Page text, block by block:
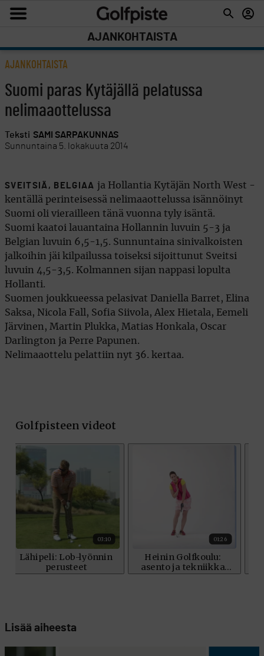
AJANKOHTAISTA
AJANKOHTAISTA
Suomi paras Kytäjällä pelatussa
nelimaaottelussa
Teksti SAMI SARPAKUNNAS
Sunnuntaina 5. lokakuuta 2014
SVEITSIÄ, BELGIAA ja Hollantia Kytäjän North West -
kentällä perinteisessä nelimaaottelussa isännöinyt
Suomi oli vierailleen tänä vuonna tyly isäntä.
Suomi kaatoi lauantaina Hollannin luvuin 5-3 ja
Belgian luvuin 6,5-1,5. Sunnuntaina sinivalkoisten
jalkoihin jäi kilpailussa toiseksi sijoittunut Sveitsi
luvuin 4,5-3,5. Kolmannen sijan nappasi lopulta
Hollanti.
Suomen joukkueessa pelasivat Daniella Barret, Elina
Saksa, Nicola Fall, Sofia Siivola, Alex Hietala, Eemeli
Järvinen, Martin Plukka, Matias Honkala, Oscar
Darlington ja Perre Papunen.
Nelimaaottelu pelattiin nyt 36. kertaa.
Lisää aiheesta